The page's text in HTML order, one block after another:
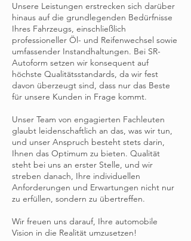
Unsere Leistungen erstrecken sich darüber
hinaus auf die grundlegenden Bedürfnisse
Ihres Fahrzeugs, einschließlich
professioneller Öl- und Reifenwechsel sowie
umfassender Instandhaltungen. Bei SR-
Autoform setzen wir konsequent auf
höchste Qualitätsstandards, da wir fest
davon überzeugt sind, dass nur das Beste
für unsere Kunden in Frage kommt.
Unser Team von engagierten Fachleuten
glaubt leidenschaftlich an das, was wir tun,
und unser Anspruch besteht stets darin,
Ihnen das Optimum zu bieten. Qualität
steht bei uns an erster Stelle, und wir
streben danach, Ihre individuellen
Anforderungen und Erwartungen nicht nur
zu erfüllen, sondern zu übertreffen.
Wir freuen uns darauf, Ihre automobile
Vision in die Realität umzusetzen!